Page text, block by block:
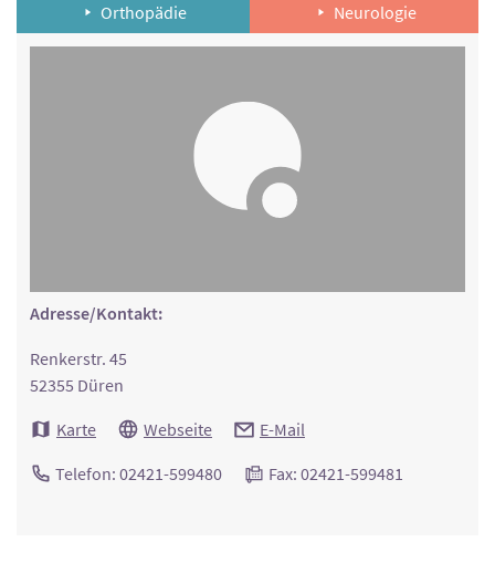
Orthopädie Neurologie
Adresse/Kontakt:
Renkerstr. 45
52355 Düren
Karte
Webseite E-Mail
Telefon: 02421-599480 Fax: 02421-599481